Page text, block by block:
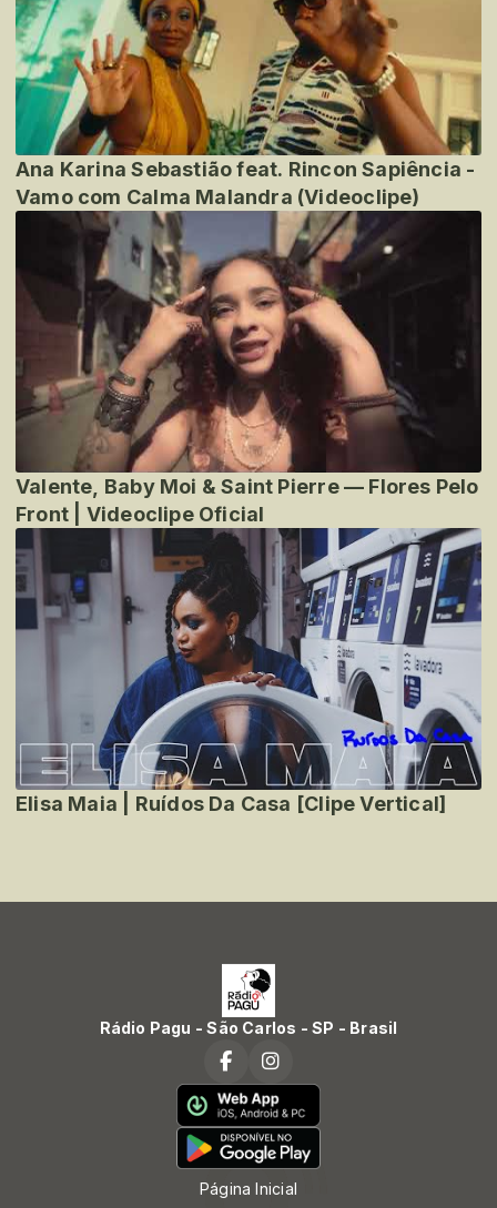
Ana Karina Sebastião feat. Rincon Sapiência -
Vamo com Calma Malandra (Videoclipe)
Valente, Baby Moi & Saint Pierre — Flores Pelo
Front | Videoclipe Oficial
Elisa Maia | Ruídos Da Casa [Clipe Vertical]
Rádio Pagu - São Carlos - SP - Brasil
Página Inicial